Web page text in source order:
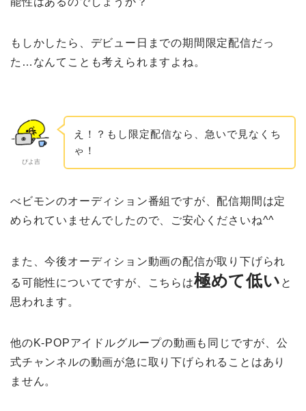
もしかしたら、デビュー日までの期間限定配信だっ
た…なんてことも考えられますよね。
ぴよ吉
え！？もし限定配信なら、急いで見なくち
ゃ！
べビモンのオーディション番組ですが、配信期間は定
められていませんでしたので、ご安心くださいね^^
また、今後オーディション動画の配信が取り下げられ
る可能性についてですが、こちらは極めて低い と
思われます。
他のK-POPアイドルグループの動画も同じですが、公
式チャンネルの動画が急に取り下げられることはあり
ません。